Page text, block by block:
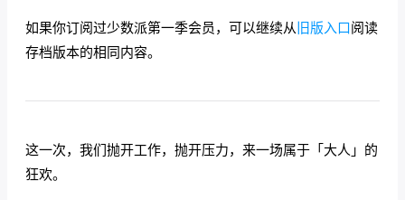
如果你订阅过少数派第一季会员，可以继续从旧版入口阅读
存档版本的相同内容。
这一次，我们抛开工作，抛开压力，来一场属于「大人」的
狂欢。